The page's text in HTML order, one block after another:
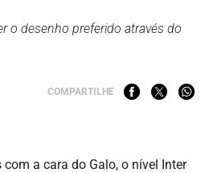
o desenho preferido através do
COMPARTILHE
a cara do Galo, o nível Inter